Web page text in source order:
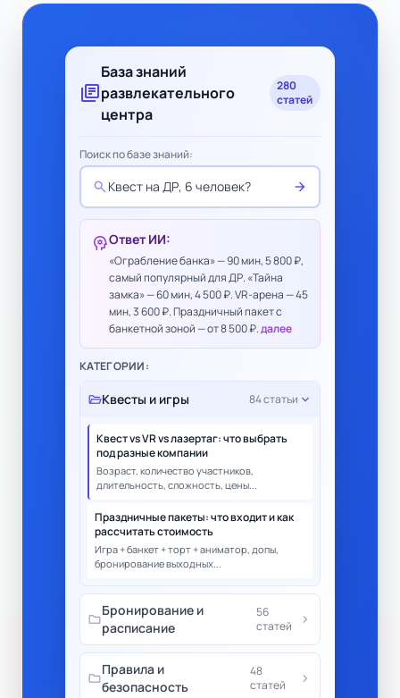
library_books
База знаний
развлекательного
центра
280
статей
Поиск по базе знаний:
search Квест на ДР, 6 человек? arrow_forward
psychologyОтвет ИИ:
«Ограбление банка» — 90 мин, 5 800 ₽,
самый популярный для ДР. «Тайна
замка» — 60 мин, 4 500 ₽. VR-арена — 45
мин, 3 600 ₽. Праздничный пакет с
банкетной зоной — от 8 500 ₽.далее
КАТЕГОРИИ:
folder_openКвесты и игры 84 статьи expand_more
Квест vs VR vs лазертаг: что выбрать
под разные компании
Возраст, количество участников,
длительность, сложность, цены...
Праздничные пакеты: что входит и как
рассчитать стоимость
Игра + банкет + торт + аниматор, допы,
бронирование выходных...
folder
Бронирование и
расписание
56
статей
chevron_right
folder
Правила и
безопасность
48
статей
chevron_right